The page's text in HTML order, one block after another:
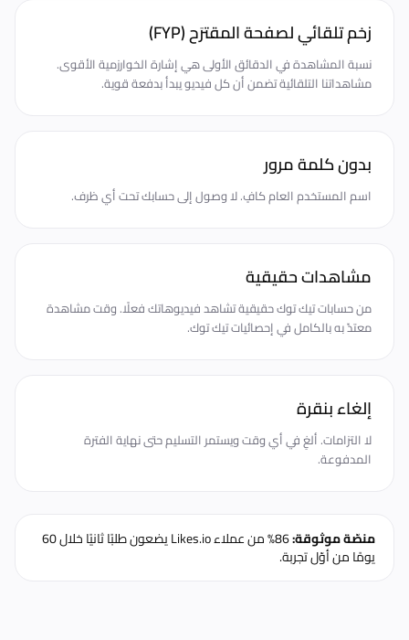
زخم تلقائي لصفحة المقترَح (FYP)
نسبة المشاهدة في الدقائق الأولى هي إشارة الخوارزمية الأقوى.
مشاهداتنا التلقائية تضمن أن كل فيديو يبدأ بدفعة قوية.
بدون كلمة مرور
اسم المستخدم العام كافٍ. لا وصول إلى حسابك تحت أي ظرف.
مشاهدات حقيقية
من حسابات تيك توك حقيقية تشاهد فيديوهاتك فعلًا. وقت مشاهدة
معتدّ به بالكامل في إحصائيات تيك توك.
إلغاء بنقرة
لا التزامات. ألغِ في أي وقت ويستمر التسليم حتى نهاية الفترة
المدفوعة.
منصّة موثوقة: 86% من عملاء Likes.io يضعون طلبًا ثانيًا خلال 60
يومًا من أوّل تجربة.